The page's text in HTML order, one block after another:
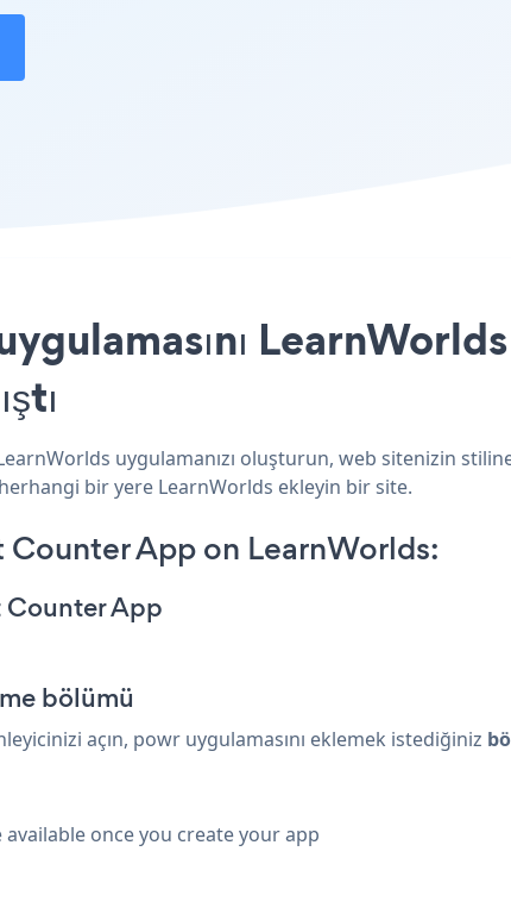
uygulamanızı oluşturun, web sitenizin
bir yere LearnWorlds ekleyin bir site.
Counter App on LearnWorlds:
Counter App
bölümü
açın, powr uygulamasını eklemek istediğiniz
once you create your app